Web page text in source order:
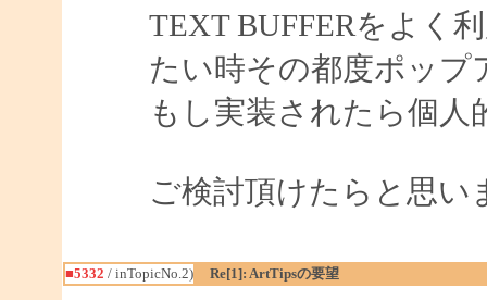
TEXT BUFFERをよく
たい時その都度ポップ
もし実装されたら個人
ご検討頂けたらと思い
■5332 / inTopicNo.2) Re[1]: ArtTipsの要望